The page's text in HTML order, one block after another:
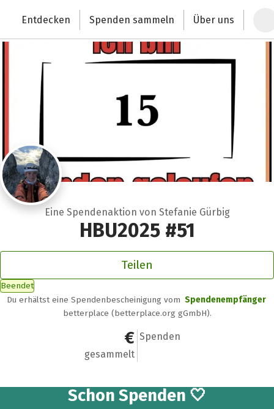
Deutschlands größte Spendenplattform
Entdecken Spenden sammeln Über uns
Eine Spendenaktion von Stefanie Gürbig
HBU2025 #51
Teilen
Beendet
Du erhältst eine Spendenbescheinigung vom Spendenempfänger
betterplace (betterplace.org gGmbH).
234,50 €
gesammelt
9
Spenden
Schon 9
Spenden 🤍